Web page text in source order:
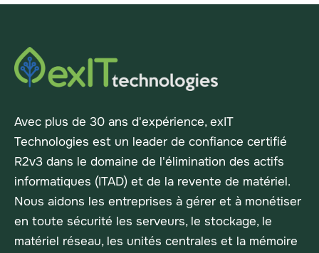
Avec plus de 30 ans d'expérience, exIT
Technologies est un leader de confiance certifié
R2v3 dans le domaine de l'élimination des actifs
informatiques (ITAD) et de la revente de matériel.
Nous aidons les entreprises à gérer et à monétiser
en toute sécurité les serveurs, le stockage, le
matériel réseau, les unités centrales et la mémoire